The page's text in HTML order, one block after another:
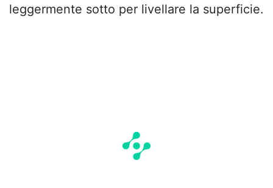
leggermente sotto per livellare la superficie.